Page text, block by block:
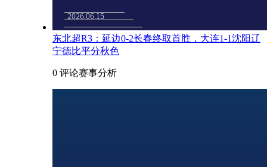
东北超R3：延边0-2长春终取首胜，大连1-1沈阳辽
宁德比平分秋色
0 评论赛事分析